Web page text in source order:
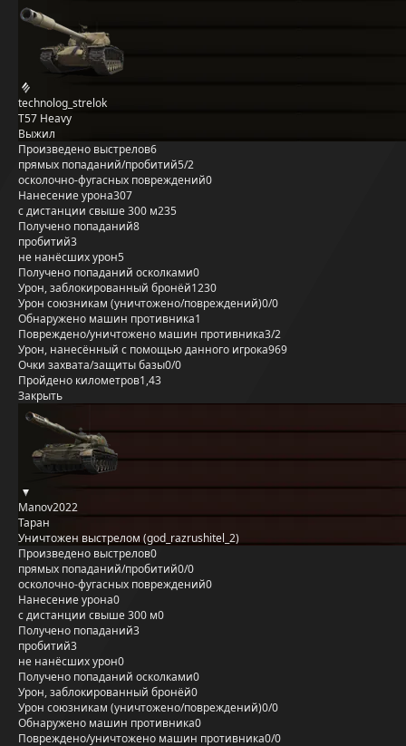
technolog_strelok
T57 Heavy
Выжил
Произведено выстрелов6
прямых попаданий/пробитий5/2
осколочно-фугасных повреждений0
Нанесение урона307
с дистанции свыше 300 м235
Получено попаданий8
пробитий3
не нанёсших урон5
Получено попаданий осколками0
Урон, заблокированный бронёй1230
Урон союзникам (уничтожено/повреждений)0/0
Обнаружено машин противника1
Повреждено/уничтожено машин противника3/2
Урон, нанесённый с помощью данного игрока969
Очки захвата/защиты базы0/0
Пройдено километров1,43
Закрыть
Manov2022
Таран
Уничтожен выстрелом (god_razrushitel_2)
Произведено выстрелов0
прямых попаданий/пробитий0/0
осколочно-фугасных повреждений0
Нанесение урона0
с дистанции свыше 300 м0
Получено попаданий3
пробитий3
не нанёсших урон0
Получено попаданий осколками0
Урон, заблокированный бронёй0
Урон союзникам (уничтожено/повреждений)0/0
Обнаружено машин противника0
Повреждено/уничтожено машин противника0/0